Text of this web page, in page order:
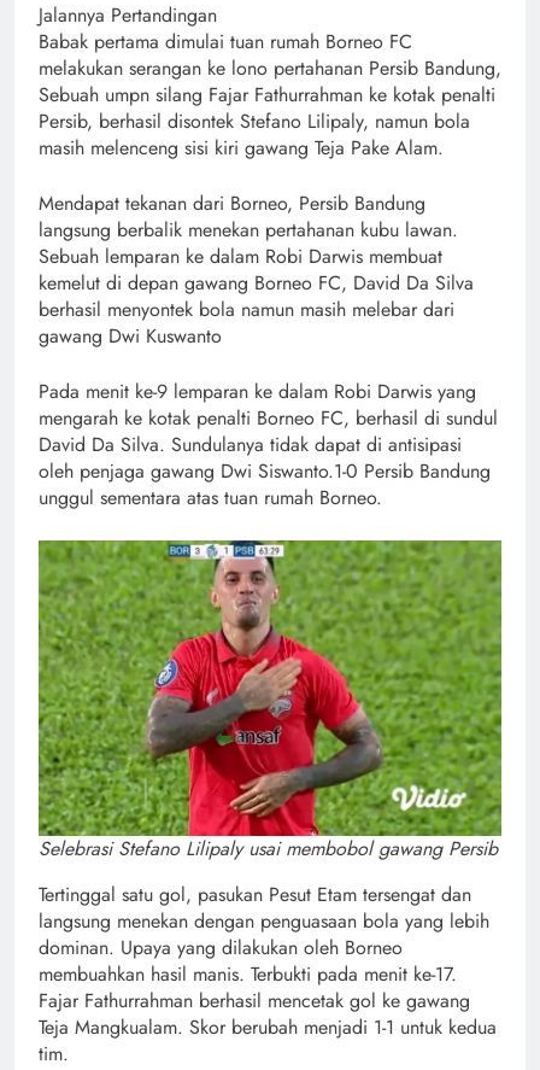
Jalannya Pertandingan
Babak pertama dimulai tuan rumah Borneo FC
melakukan serangan ke lono pertahanan Persib Bandung,
Sebuah umpn silang Fajar Fathurrahman ke kotak penalti
Persib, berhasil disontek Stefano Lilipaly, namun bola
masih melenceng sisi kiri gawang Teja Pake Alam.
Mendapat tekanan dari Borneo, Persib Bandung
langsung berbalik menekan pertahanan kubu lawan.
Sebuah lemparan ke dalam Robi Darwis membuat
kemelut di depan gawang Borneo FC, David Da Silva
berhasil menyontek bola namun masih melebar dari
gawang Dwi Kuswanto
Pada menit ke-9 lemparan ke dalam Robi Darwis yang
mengarah ke kotak penalti Borneo FC, berhasil di sundul
David Da Silva. Sundulanya tidak dapat di antisipasi
oleh penjaga gawang Dwi Siswanto.1-0 Persib Bandung
unggul sementara atas tuan rumah Borneo.
Selebrasi Stefano Lilipaly usai membobol gawang Persib
Tertinggal satu gol, pasukan Pesut Etam tersengat dan
langsung menekan dengan penguasaan bola yang lebih
dominan. Upaya yang dilakukan oleh Borneo
membuahkan hasil manis. Terbukti pada menit ke-17.
Fajar Fathurrahman berhasil mencetak gol ke gawang
Teja Mangkualam. Skor berubah menjadi 1-1 untuk kedua
tim.